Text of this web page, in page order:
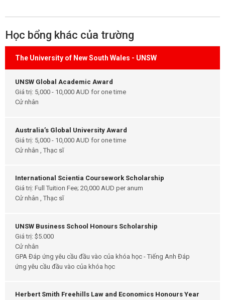
Học bổng khác của trường
The University of New South Wales - UNSW
UNSW Global Academic Award
Giá trị: 5,000 - 10,000 AUD for one time
Cử nhân
Australia’s Global University Award
Giá trị: 5,000 - 10,000 AUD for one time
Cử nhân , Thạc sĩ
International Scientia Coursework Scholarship
Giá trị: Full Tuition Fee; 20,000 AUD per anum
Cử nhân , Thạc sĩ
UNSW Business School Honours Scholarship
Giá trị: $5.000
Cử nhân
GPA Đáp ứng yêu cầu đầu vào của khóa học - Tiếng Anh Đáp
ứng yêu cầu đầu vào của khóa học
Herbert Smith Freehills Law and Economics Honours Year